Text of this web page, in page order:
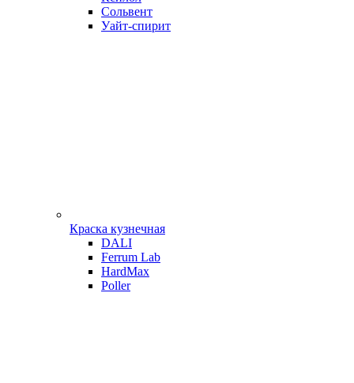
Сольвент
Уайт-спирит
Краска кузнечная
DALI
Ferrum Lab
HardMax
Poller